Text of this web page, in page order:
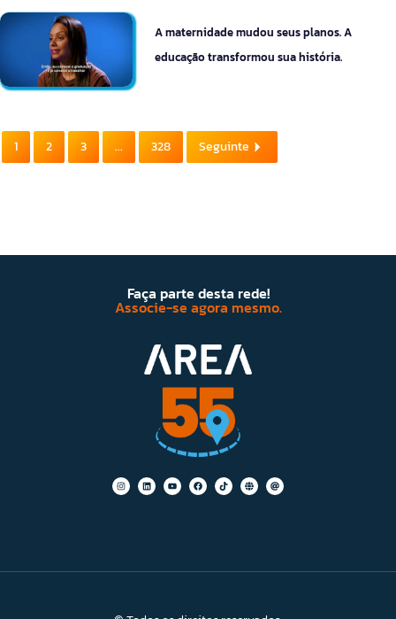
A maternidade mudou seus planos. A
educação transformou sua história.
1 2 3 ... 328 Seguinte
Faça parte desta rede!
Associe-se agora mesmo.